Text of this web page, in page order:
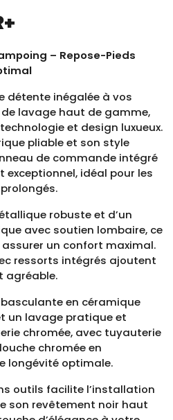
– Repose-Pieds
détente inégalée à vos
lavage haut de gamme,
et design luxueux.
pliable et son style
de commande intégré
idéal pour les
robuste et d’un
avec soutien lombaire, ce
un confort maximal.
ressorts intégrés ajoutent
agréable.
en céramique
un lavage pratique et
chromée, avec tuyauterie
chromée en
longévité optimale.
outils facilite l’installation
son revêtement noir haut